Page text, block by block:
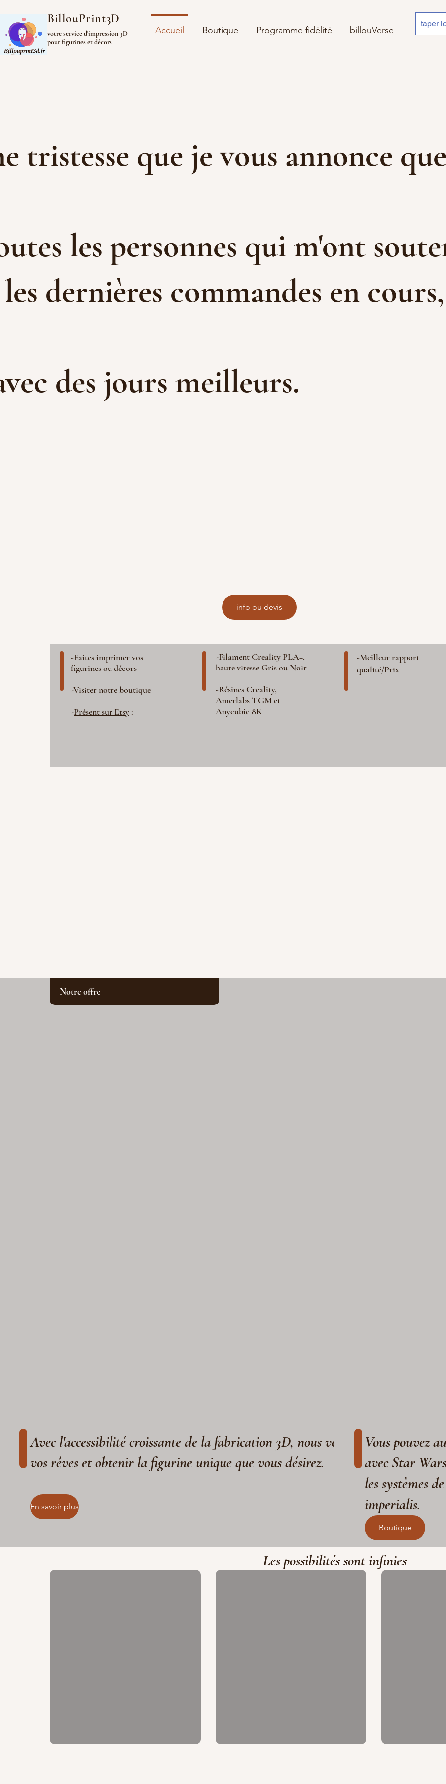
BillouPrint3D
votre service d'impression 3D
pour figurines et décors
Accueil Boutique Programme fidélité billouVerse
info ou devis
-Faites imprimer vos
figurines ou décors
-Visiter notre boutique
-Présent sur Etsy :
-Filament Creality PLA+,
haute vitesse Gris ou Noir
-Résines Creality,
Amerlabs TGM et
Anycubic 8K
-Meilleur rapport
qualité/Prix
Notre offre
Avec l'accessibilité croissante de la fabrication 3D, nous vous aidons à réaliser
vos rêves et obtenir la figurine unique que vous désirez.
En savoir plus
Vous pouvez
avec Star
les systèmes
imperialis.
Boutique
Les possibilités sont infinies
tristesse que je vous annonce
les personnes qui m'ont
dernières commandes en
des jours meilleurs.